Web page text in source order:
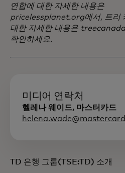
연합에 대한 자세한 내용은
pricelessplanet.org에서, 트리
대한 자세한 내용은
확인하세요.
미디어 연락처
헬레나 웨이드, 마스터카드
TD 은행 그룹(TSE:TD) 소개